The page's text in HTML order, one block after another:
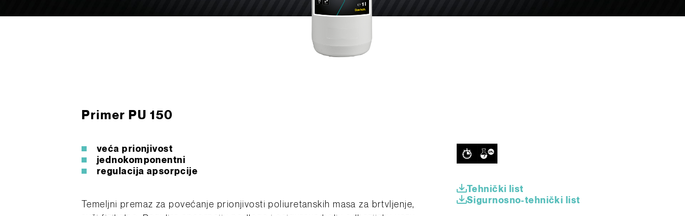
Primer PU 150
veća prionjivost
jednokomponentni
regulacija apsorpcije
Temeljni premaz za povećanje prionjivosti poliuretanskih masa za brtvljenje,
Tehnički list
Sigurnosno-tehnički list